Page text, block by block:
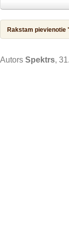
taisnību!
Rakstam pievienotie
Autors Spektrs,